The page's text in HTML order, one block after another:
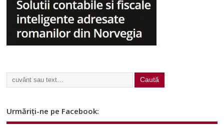
Urmăriți-ne pe Facebook: